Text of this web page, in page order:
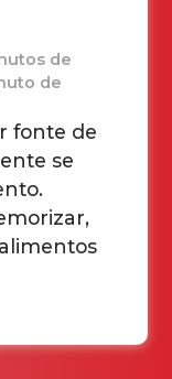
de
de
fonte de
se